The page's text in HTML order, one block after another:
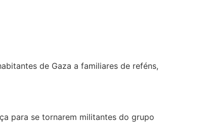
de Gaza a familiares de reféns,
para se tornarem militantes do grupo